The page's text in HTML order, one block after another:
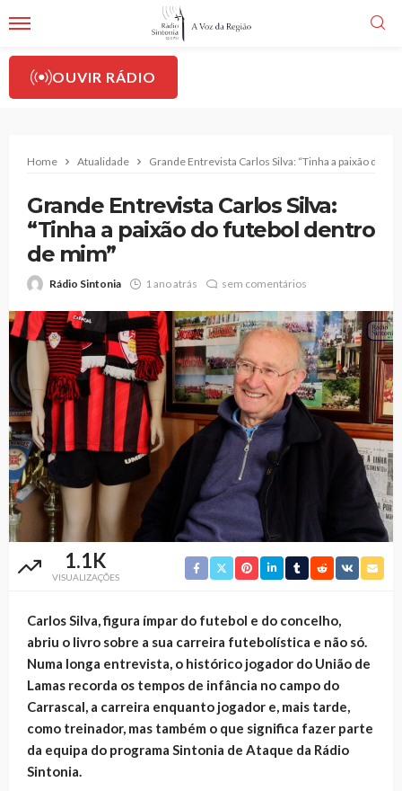
OUVIR RÁDIO
Home Atualidade Grande Entrevista Carlos Silva: “Tinha a paixão do
Grande Entrevista Carlos Silva:
“Tinha a paixão do futebol dentro
de mim”
Rádio Sintonia 1 ano atrás sem comentários
1.1K
VISUALIZAÇÕES
Carlos Silva, figura ímpar do futebol e do concelho,
abriu o livro sobre a sua carreira futebolística e não só.
Numa longa entrevista, o histórico jogador do União de
Lamas recorda os tempos de infância no campo do
Carrascal, a carreira enquanto jogador e, mais tarde,
como treinador, mas também o que significa fazer parte
da equipa do programa Sintonia de Ataque da Rádio
Sintonia.